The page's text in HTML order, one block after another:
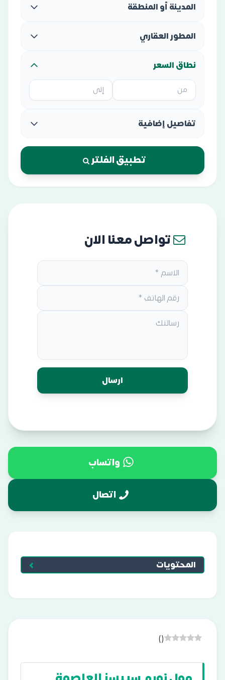
المدينة أو المنطقة
المطور العقاري
نطاق السعر
تفاصيل إضافية
تطبيق الفلتر
تواصل معنا الان
واتساب
اتصال
المحتويات
(
)